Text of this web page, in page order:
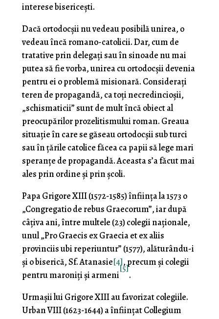
interese bisericeşti.
Dacă ortodocşii nu vedeau posibilă unirea, o
vedeau încă romano-catolicii. Dar, cum de
tratative prin delegaţi sau în sinoade nu mai
putea să fie vorba, unirea cu orto­docşii devenia
pentru ei o problemă misionară. Conside­raţi
teren de propagandă, ca toţi necredincioşii,
„schismaticii” sunt de mult încă obiect al
preocupărilor prozeliti­smului roman. Greaua
situaţie în care se găseau ortodocşii sub turci
sau în ţările catolice făcea ca papii să lege mari
speranţe de propagandă. Aceasta s’a făcut mai
ales prin ordine şi prin şcoli.
Papa Grigore XIII (1572-1585) înfiinţa la 1573 o
„Congregatio de rebus Graecorum”, iar după
câţiva ani, între multele (23) colegii naţionale,
unul „Pro Graecis ex Graecia et ex aliis
provinciis ubi reperiuntur” (1577), alăturându-i
şi o biserică, Sf. Atanasie[4], precum şi colegii
pentru maroniți şi armeni
[5]
.
Urmaşii lui Grigore XIII au favorizat colegiile.
Urban VIII (1623-1644) a înfiinţat Collegium